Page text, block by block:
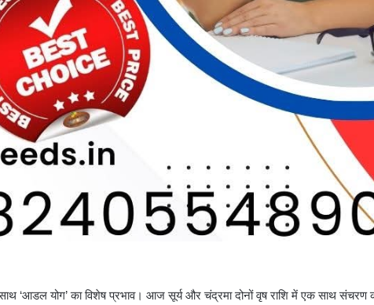
‘आडल योग’ का विशेष प्रभाव। आज सूर्य और चंद्रमा दोनों वृष राशि में एक साथ संचरण